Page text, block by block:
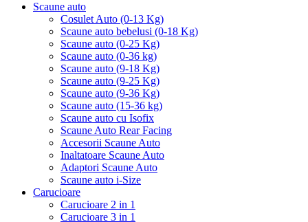
Scaune auto
Cosulet Auto (0-13 Kg)
Scaune auto bebelusi (0-18 Kg)
Scaune auto (0-25 Kg)
Scaune auto (0-36 kg)
Scaune auto (9-18 Kg)
Scaune auto (9-25 Kg)
Scaune auto (9-36 Kg)
Scaune auto (15-36 kg)
Scaune auto cu Isofix
Scaune Auto Rear Facing
Accesorii Scaune Auto
Inaltatoare Scaune Auto
Adaptori Scaune Auto
Scaune auto i-Size
Carucioare
Carucioare 2 in 1
Carucioare 3 in 1